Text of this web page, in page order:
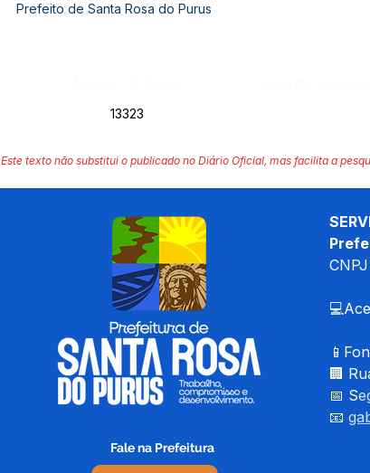
Prefeito de Santa Rosa do Purus
13323
Este texto não substitui o publicado no Diário Oficial, mas facilita a
CNPJ
🏢
📅 S
📧
Fale na Prefeitura